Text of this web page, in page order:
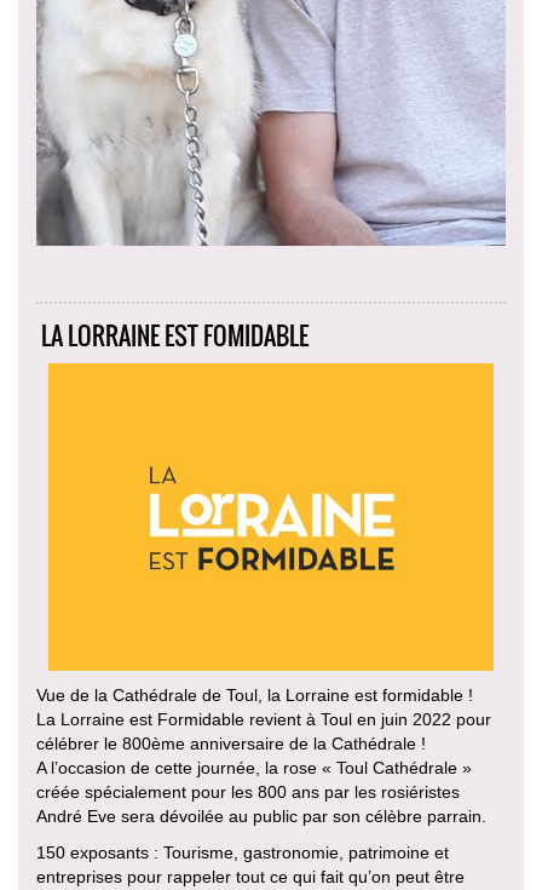
LA LORRAINE EST FOMIDABLE
Vue de la Cathédrale de Toul, la Lorraine est formidable !
La Lorraine est Formidable revient à Toul en juin 2022 pour
célébrer le 800ème anniversaire de la Cathédrale !
A l’occasion de cette journée, la rose « Toul Cathédrale »
créée spécialement pour les 800 ans par les rosiéristes
André Eve sera dévoilée au public par son célèbre parrain.
150 exposants : Tourisme, gastronomie, patrimoine et
entreprises pour rappeler tout ce qui fait qu’on peut être